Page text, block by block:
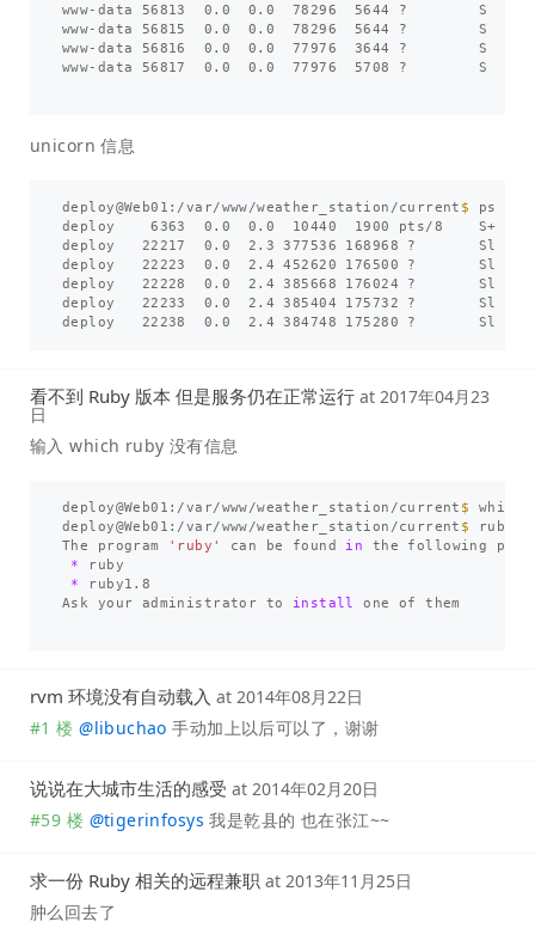
www-data 56813  0.0  0.0  78296  5644 ?        S
www-data 56815  0.0  0.0  78296  5644 ?        S
www-data 56816  0.0  0.0  77976  3644 ?        S
www-data 56817  0.0  0.0  77976  5708 ?        S
unicorn 信息
deploy@Web01:/var/www/weather_station/current $ ps
deploy    6363  0.0  0.0  10440  1900 pts/8    S+
deploy   22217  0.0  2.3 377536 168968 ?       Sl
deploy   22223  0.0  2.4 452620 176500 ?       Sl
deploy   22228  0.0  2.4 385668 176024 ?       Sl
deploy   22233  0.0  2.4 385404 175732 ?       Sl
deploy   22238  0.0  2.4 384748 175280 ?       Sl
看不到 Ruby 版本 但是服务仍在正常运行 at 2017年04月23
日
输入 which ruby 没有信息
deploy@Web01:/var/www/weather_station/current $ which
deploy@Web01:/var/www/weather_station/current $
ruby
The program
'ruby' can be found in the following
*
ruby
*
ruby1.8
Ask your administrator to install one of them
rvm 环境没有自动载入 at 2014年08月22日
#1 楼 @libuchao 手动加上以后可以了，谢谢
说说在大城市生活的感受 at 2014年02月20日
#59 楼 @tigerinfosys 我是乾县的 也在张江~~
求一份 Ruby 相关的远程兼职 at 2013年11月25日
肿么回去了